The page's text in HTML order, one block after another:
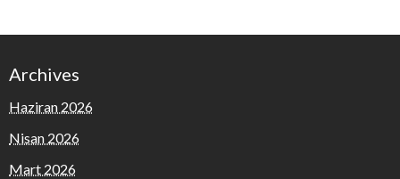
Archives
Haziran 2026
Nisan 2026
Mart 2026